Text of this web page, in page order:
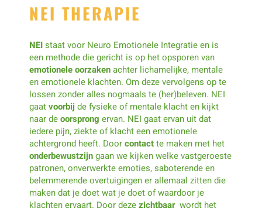
NEI THERAPIE
NEIstaat voor Neuro Emotionele Integratie en is
een methode die gericht is op het opsporen van
emotionele oorzakenachter lichamelijke, mentale
en emotionele klachten. Om deze vervolgens op te
lossen zonder alles nogmaals te (her)beleven. NEI
gaatvoorbij de fysieke of mentale klacht en kijkt
naar deoorsprong ervan. NEI gaat ervan uit dat
iedere pijn, ziekte of klacht een emotionele
achtergrond heeft. Doorcontactte maken met het
onderbewustzijngaan we kijken welke vastgeroeste
patronen, onverwerkte emoties, saboterende en
belemmerende overtuigingen er allemaal zitten die
maken dat je doet wat je doet of waardoor je
klachten ervaart. Door dezezichtbaar wordt het